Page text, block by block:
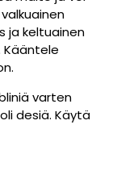
ja keltuainen
Kääntele
varten
desiä. Käytä